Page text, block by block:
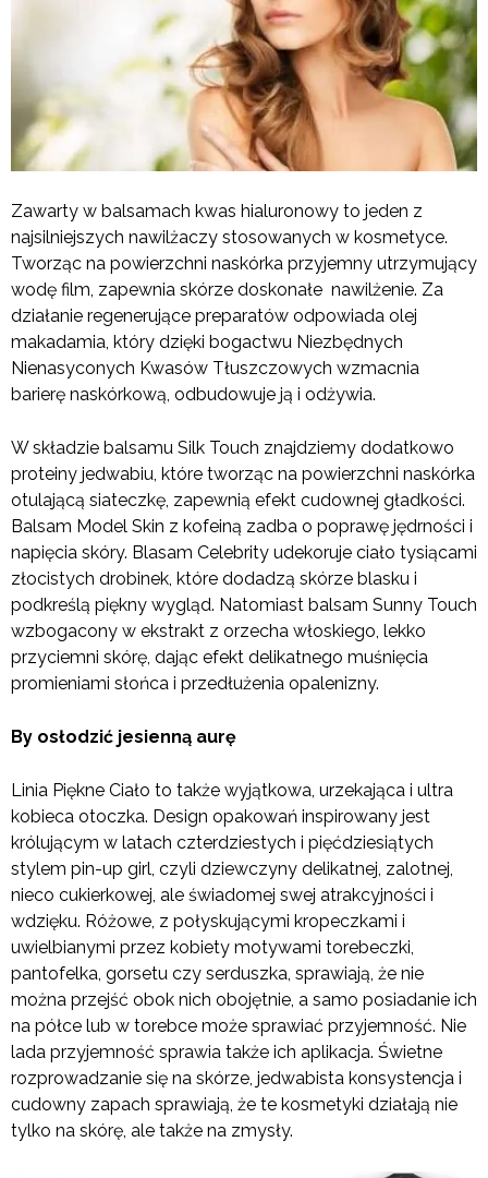
Zawarty w balsamach kwas hialuronowy to jeden z
najsilniejszych nawilżaczy stosowanych w kosmetyce.
Tworząc na powierzchni naskórka przyjemny utrzymujący
wodę film, zapewnia skórze doskonałe nawilżenie. Za
działanie regenerujące preparatów odpowiada olej
makadamia, który dzięki bogactwu Niezbędnych
Nienasyconych Kwasów Tłuszczowych wzmacnia
barierę naskórkową, odbudowuje ją i odżywia.
W składzie balsamu Silk Touch znajdziemy dodatkowo
proteiny jedwabiu, które tworząc na powierzchni naskórka
otulającą siateczkę, zapewnią efekt cudownej gładkości.
Balsam Model Skin z kofeiną zadba o poprawę jędrności i
napięcia skóry. Blasam Celebrity udekoruje ciało tysiącami
złocistych drobinek, które dodadzą skórze blasku i
podkreślą piękny wygląd. Natomiast balsam Sunny Touch
wzbogacony w ekstrakt z orzecha włoskiego, lekko
przyciemni skórę, dając efekt delikatnego muśnięcia
promieniami słońca i przedłużenia opalenizny.
By osłodzić jesienną aurę
Linia Piękne Ciało to także wyjątkowa, urzekająca i ultra
kobieca otoczka. Design opakowań inspirowany jest
królującym w latach czterdziestych i pięćdziesiątych
stylem pin-up girl, czyli dziewczyny delikatnej, zalotnej,
nieco cukierkowej, ale świadomej swej atrakcyjności i
wdzięku. Różowe, z połyskującymi kropeczkami i
uwielbianymi przez kobiety motywami torebeczki,
pantofelka, gorsetu czy serduszka, sprawiają, że nie
można przejść obok nich obojętnie, a samo posiadanie ich
na półce lub w torebce może sprawiać przyjemność. Nie
lada przyjemność sprawia także ich aplikacja. Świetne
rozprowadzanie się na skórze, jedwabista konsystencja i
cudowny zapach sprawiają, że te kosmetyki działają nie
tylko na skórę, ale także na zmysły.